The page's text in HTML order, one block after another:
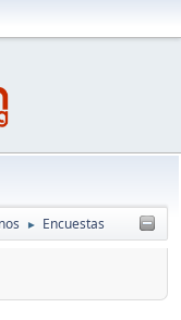
► Encuestas